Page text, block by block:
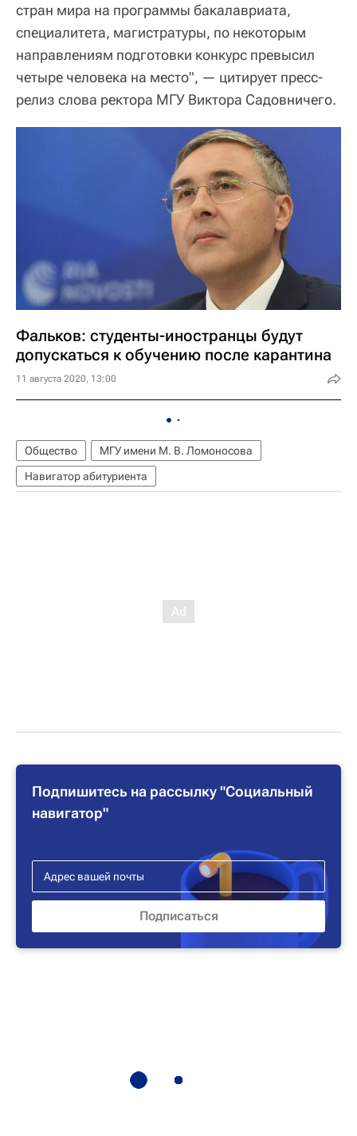
стран мира на программы бакалавриата,
специалитета, магистратуры, по некоторым
направлениям подготовки конкурс превысил
четыре человека на место", — цитирует пресс-
релиз слова ректора МГУ Виктора Садовничего.
Фальков: студенты-иностранцы будут
допускаться к обучению после карантина
11 августа 2020, 13:00
Общество
МГУ имени М. В. Ломоносова
Навигатор абитуриента
Подпишитесь на рассылку "Социальный
навигатор"